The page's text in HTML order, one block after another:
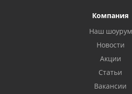
Компания
Наш шоурум
Новости
Акции
Статьи
Вакансии